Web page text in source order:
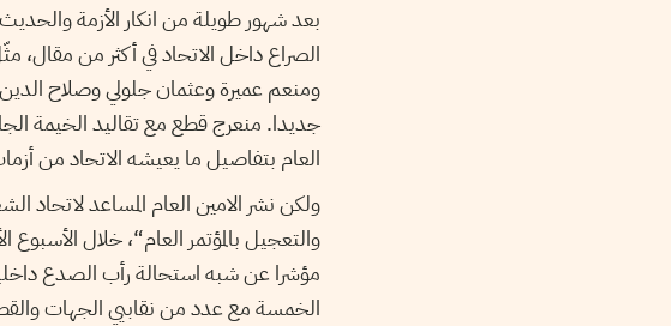
بعد شهور طويلة من انكار الأزمة
الصراع داخل الاتحاد في أكثر من مقال،
ومنعم عميرة وعثمان جلولي وصلاح الدين
جديدا. منعرج قطع مع تقاليد الخيمة
العام بتفاصيل ما يعيشه الاتحاد من
ولكن نشر الامين العام المساعد لاتحاد
والتعجيل بالمؤتمر العام“، خلال
الخمسة مع عدد من نقابيي الجهات